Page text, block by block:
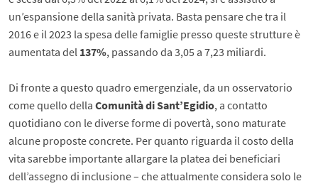
un’espansione della sanità privata. Basta pensare che tra il
2016 e il 2023 la spesa delle famiglie presso queste strutture è
aumentata del 137%, passando da 3,05 a 7,23 miliardi.
Di fronte a questo quadro emergenziale, da un osservatorio
come quello dellaComunità di Sant’Egidio, a contatto
quotidiano con le diverse forme di povertà, sono maturate
alcune proposte concrete. Per quanto riguarda il costo della
vita sarebbe importante allargare la platea dei beneficiari
dell’assegno di inclusione – che attualmente considera solo le